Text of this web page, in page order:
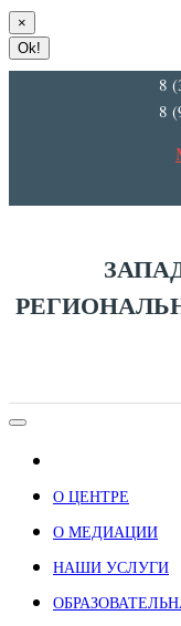
×
Ok!
8
8
О ЦЕНТРЕ
О МЕДИАЦИИ
НАШИ УСЛУГИ